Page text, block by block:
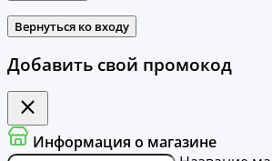
Вернуться ко входу
Добавить свой промокод
Информация о магазине